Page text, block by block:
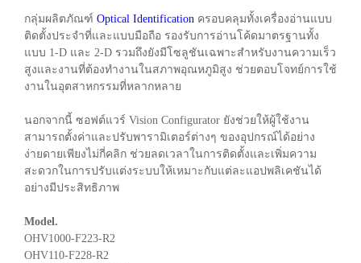
กลุ่มผลิตภัณฑ์ Optical Identification ครอบคลุมทั้งเครื่องอ่านแบบ
ติดตั้งประจำที่และแบบมือถือ รองรับการอ่านโค้ดมาตรฐานทั้ง
แบบ 1-D และ 2-D รวมถึงยังมีโซลูชันเฉพาะสำหรับงานความเร็ว
สูงและงานที่ต้องทำงานในสภาพอุณหภูมิสูง ช่วยตอบโจทย์การใช้
งานในอุตสาหกรรมที่หลากหลาย
นอกจากนี้ ซอฟต์แวร์ Vision Configurator ยังช่วยให้ผู้ใช้งาน
สามารถตั้งค่าและปรับพารามิเตอร์ต่างๆ ของอุปกรณ์ได้อย่าง
ง่ายดายเพียงไม่กี่คลิก ช่วยลดเวลาในการติดตั้งและเพิ่มความ
สะดวกในการปรับแต่งระบบให้เหมาะกับแต่ละแอปพลิเคชันได้
อย่างมีประสิทธิภาพ
Model.
OHV1000-F223-R2
OHV110-F228-R2